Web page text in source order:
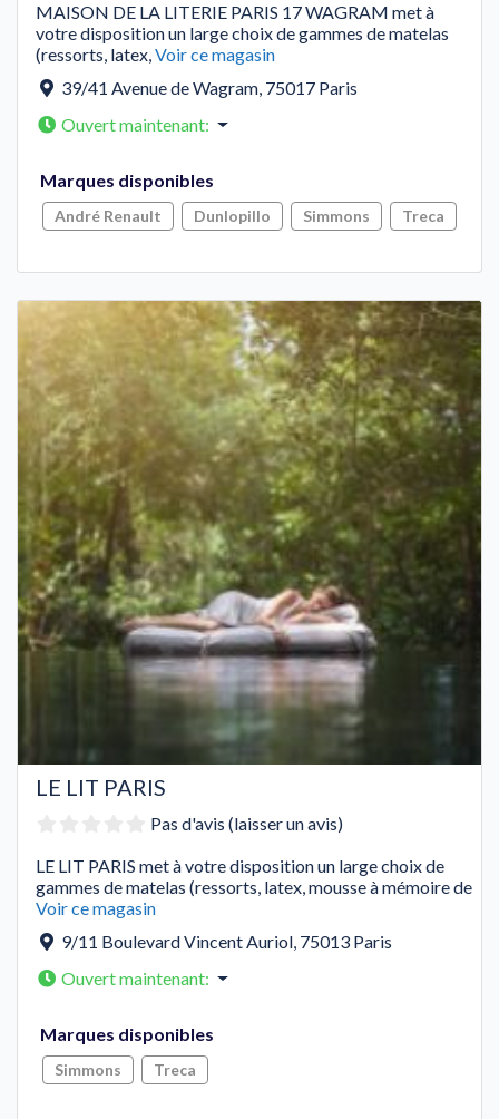
MAISON DE LA LITERIE PARIS 17 WAGRAM met à
votre disposition un large choix de gammes de matelas
(ressorts, latex,Voir ce magasin
39/41 Avenue de Wagram, 75017 Paris
Ouvert maintenant:
Marques disponibles
André Renault Dunlopillo Simmons Treca
LE LIT PARIS
Pas d'avis (laisser un avis)
LE LIT PARIS met à votre disposition un large choix de
gammes de matelas (ressorts, latex, mousse à mémoire de
Voir ce magasin
9/11 Boulevard Vincent Auriol, 75013 Paris
Ouvert maintenant:
Marques disponibles
Simmons Treca